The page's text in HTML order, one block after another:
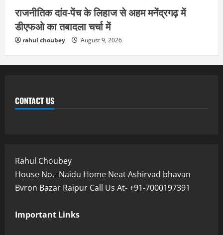
राजनीतिक दांव-पेंच के लिहाज से अहम मनेंद्रगढ़ में
डीएफओ का तबादला चर्चा में
rahul choubey August 9, 2026
CONTACT US
Rahul Choubey
House No.- Naidu Home Neat Ashirvad bhavan
Bvron Bazar Raipur Call Us At- +91-7000197391
Important Links